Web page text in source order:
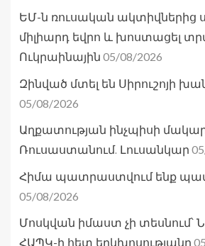
ԵՄ-ն ռուսական ակտիվներից
միլիարդ եվրո և խոստացել
Ուկրաինային 05/08/2026
Զինված մտել են Սիրուշոյի
05/08/2026
Աղքատության ինչպիսի
Ռուսաստանում. Լուսանկար
Հիմա պատրաստվում ենք
05/08/2026
Մոսկվան իմաստ չի տեսնում՝
ՀԱՊԿ-ի հետ երկխոսությանը